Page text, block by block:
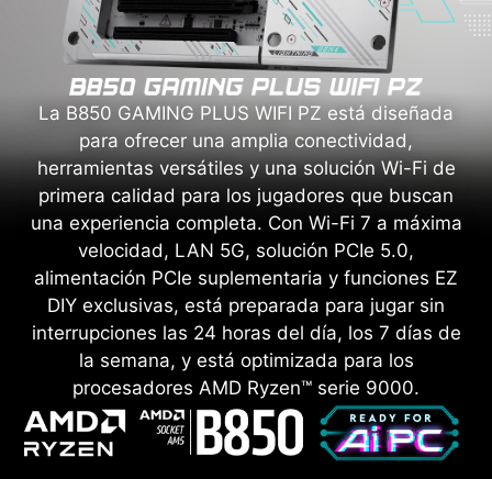
La B850 GAMING PLUS WIFI PZ está diseñada
para ofrecer una amplia conectividad,
herramientas versátiles y una solución Wi-Fi de
primera calidad para los jugadores que buscan
una experiencia completa. Con Wi-Fi 7 a máxima
velocidad, LAN 5G, solución PCIe 5.0,
alimentación PCIe suplementaria y funciones EZ
DIY exclusivas, está preparada para jugar sin
interrupciones las 24 horas del día, los 7 días de
la semana, y está optimizada para los
procesadores AMD Ryzen™ serie 9000.
GAME BOOST
El overclocking de CPU con un
solo clic optimiza
automáticamente el rendimiento
de su CPU, ajustándola
instantáneamente al mejor nivel
posible.
AI BOOST
Un algoritmo inteligente aumenta
el rendimiento de la NPU para
obtener el mejor rendimiento de
IA posible cuando necesita
potencia adicional.